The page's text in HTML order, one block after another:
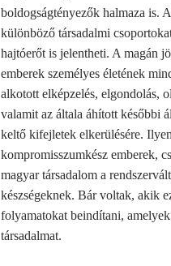
boldogságtényezők halmaza is.
különböző társadalmi
hajtóerőt is jelentheti. A magán
emberek személyes életének
alkotott elképzelés, elgondolás,
valamit az általa áhított későbbi
keltő kifejletek elkerülésére.
kompromisszumkész emberek,
magyar társadalom a
készségeknek. Bár voltak, akik
folyamatokat beindítani,
társadalmat.